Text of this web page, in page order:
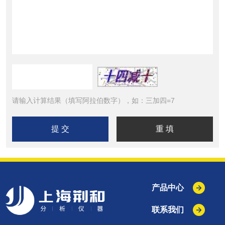
请输入计算结果（填写阿拉伯数字），如：三加四=7
产品中心
联系我们